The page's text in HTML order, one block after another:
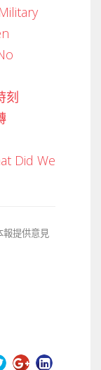
刻
Did We
報提供意見